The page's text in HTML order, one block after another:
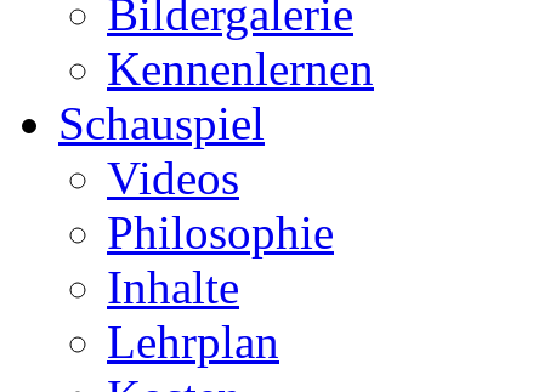
Bildergalerie
Kennenlernen
Schauspiel
Videos
Philosophie
Inhalte
Lehrplan